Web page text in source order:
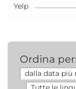
Yelp
Ordina per: